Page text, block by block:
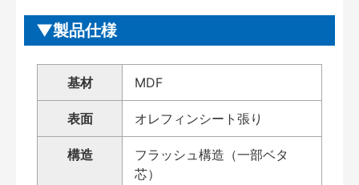
製品仕様
基材 MDF
表面 オレフィンシート張り
構造
フラッシュ構造（一部ベタ
芯）